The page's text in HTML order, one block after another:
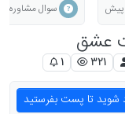
سوال مشاوره
عشق
321
1
شوید تا پست بفرستید